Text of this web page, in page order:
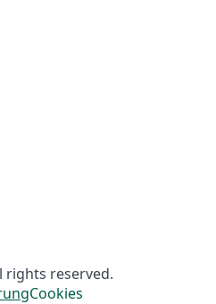
rights reserved.
Cookies